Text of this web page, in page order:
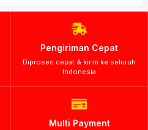
Pengiriman Cepat
Diproses cepat & kirim ke seluruh
Indonesia
Multi Payment